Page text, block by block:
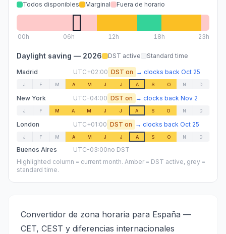
Todos disponibles Marginal Fuera de horario
00h 06h 12h 18h 23h
Daylight saving — 2026 DST active Standard time
Madrid UTC+02:00 DST on → clocks back Oct 25
J F M A M J J A S O N D
New York UTC-04:00 DST on → clocks back Nov 2
J F M A M J J A S O N D
London UTC+01:00 DST on → clocks back Oct 25
J F M A M J J A S O N D
Buenos Aires UTC-03:00no DST
Highlighted column = current month. Amber = DST active, grey =
standard time.
Convertidor de zona horaria para España —
CET, CEST y diferencias internacionales